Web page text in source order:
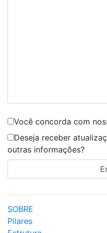
Você concorda com
Deseja receber
outras informações?
SOBRE
Pilares